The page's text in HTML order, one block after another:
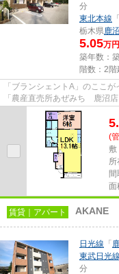
分
東北本線 「
栃木県鹿
5.05万円
築年数：
階数：2階
「ブランシェントA」のここ
「農産直売所あぜみち 鹿沼
っても扱いやすい敷地内ごみ置...
(
敷
所
面
賃貸｜アパート AKANE
日光線 「
東武日光線
分